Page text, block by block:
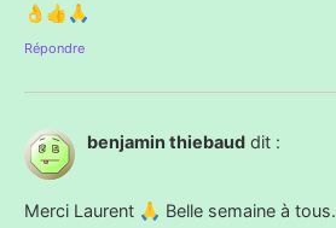
👌👍🙏
Répondre
benjamin thiebaud dit :
Merci Laurent 🙏 Belle semaine à tous.